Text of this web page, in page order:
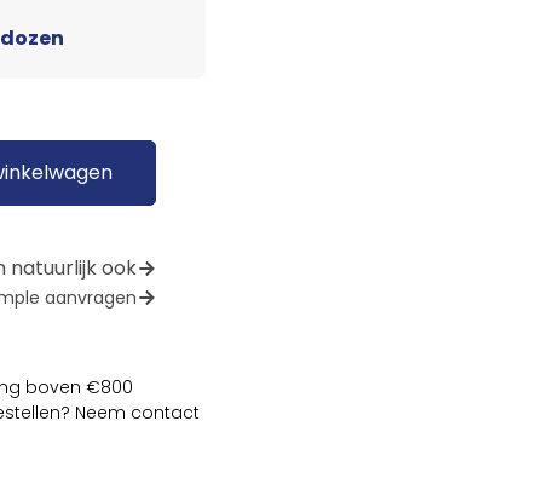
natuurlijk ook
aanvragen
boven €800
Neem contact